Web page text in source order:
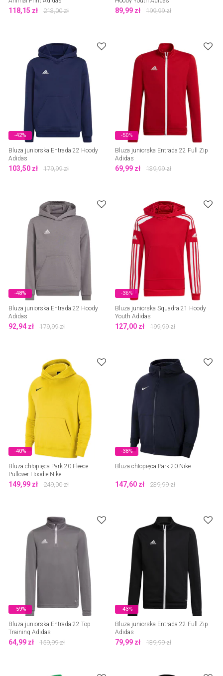
118,15 zł 213,00zł 89,99 zł 199,99zł
-42%
Bluza juniorska Entrada 22 Hoody
Adidas
103,50 zł 179,99zł
-50%
Bluza juniorska Entrada 22 Full Zip
Adidas
69,99 zł 139,99zł
-48%
Bluza juniorska Entrada 22 Hoody
Adidas
92,94 zł 179,99zł
-36%
Bluza juniorska Squadra 21 Hoody
Youth Adidas
127,00 zł 199,99zł
-40%
Bluza chłopięca Park 20 Fleece
Pullover Hoodie Nike
149,99 zł 249,00zł
-38%
Bluza chłopięca Park 20 Nike
147,60 zł 239,99zł
-59%
Bluza juniorska Entrada 22 Top
Training Adidas
64,99 zł 159,99zł
-43%
Bluza juniorska Entrada 22 Full Zip
Adidas
79,99 zł 139,99zł